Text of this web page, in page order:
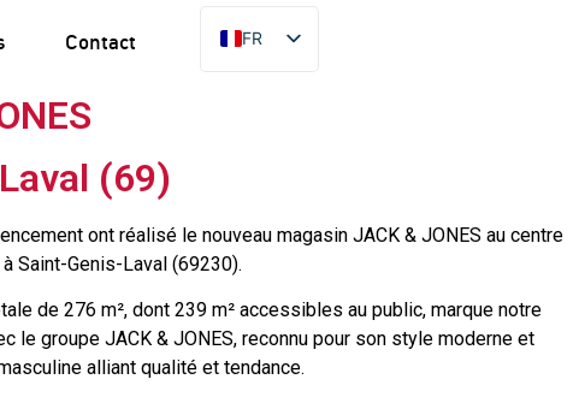
Contact
FR
EN
(69)
ont réalisé le nouveau magasin JACK & JONES au centre
Saint-Genis-Laval (69230).
de 276 m², dont 239 m² accessibles au public, marque notre
le groupe JACK & JONES, reconnu pour son style moderne et
alliant qualité et tendance.